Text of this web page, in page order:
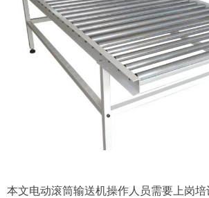
本文电动滚筒输送机操作人员需要上岗